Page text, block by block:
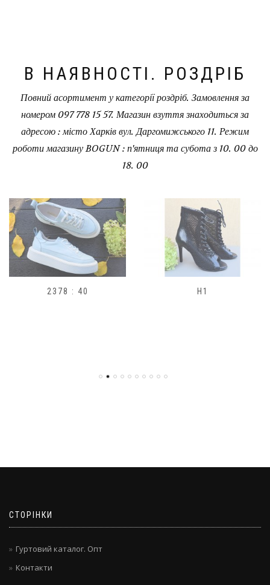
В НАЯВНОСТІ. РОЗДРІБ
Повний асортимент у категорії роздріб. Замовлення за
номером 097 778 15 57. Магазин взуття знаходиться за
адресою : місто Харків вул. Даргомижського 11. Режим
роботи магазину BOGUN : п'ятниця та субота з 10. 00 до
18. 00
2378 : 40 H1
СТОРІНКИ
Гуртовий каталог. Опт
Контакти